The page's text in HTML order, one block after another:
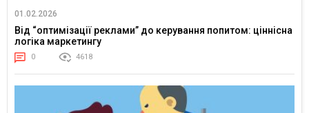
01.02.2026
Від “оптимізації реклами” до керування попитом: ціннісна
логіка маркетингу
0 4618